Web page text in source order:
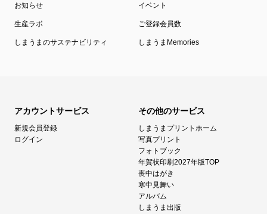
お知らせ イベント
生産ラボ ご登録会員数
しまうまのサステナビリティ しまうまMemories
アカウントサービス
新規会員登録
ログイン
その他のサービス
しまうまプリントホーム
写真プリント
フォトブック
年賀状印刷2027年版TOP
喪中はがき
寒中見舞い
アルバム
しまうま出版